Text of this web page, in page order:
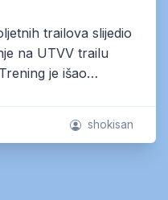
trailova slijedio
na UTVV trailu
je išao…
shokisan